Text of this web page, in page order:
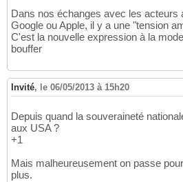
Dans nos échanges avec les acteurs
Google ou Apple, il y a une "tension
C'est la nouvelle expression à la
bouffer
Invité, le 06/05/2013 à 15h20
Depuis quand la souveraineté
aux USA ?
+1
Mais malheureusement on passe
plus.